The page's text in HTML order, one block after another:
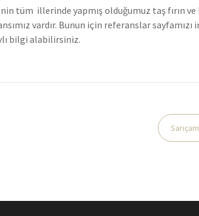
tüm illerinde yapmış olduğumuz taş fırın ve
vardır. Bunun için referanslar sayfamızı
bilgi alabilirsiniz.